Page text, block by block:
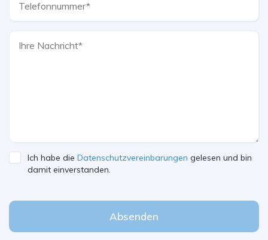
Ich habe die Datenschutzvereinbarungen gelesen und bin
damit einverstanden.
Absenden